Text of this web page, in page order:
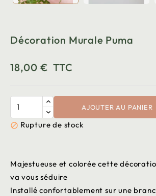
Décoration Murale Puma
18,00 € TTC
AJOUTER AU PANIER
 Rupture de stock
Majestueuse et colorée cette
va vous séduire
Installé confortablement sur une